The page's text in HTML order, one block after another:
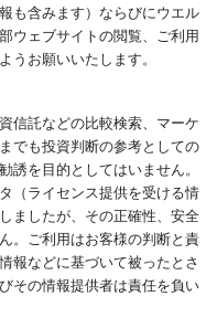
も含みます）ならびにウエル
ウェブサイトの閲覧、ご利用
うお願いいたします。
信託などの比較検索、マーケ
でも投資判断の参考としての
を目的としてはいません。
（ライセンス提供を受ける情
ましたが、その正確性、安全
。ご利用はお客様の判断と責
報などに基づいて被ったとさ
その情報提供者は責任を負い